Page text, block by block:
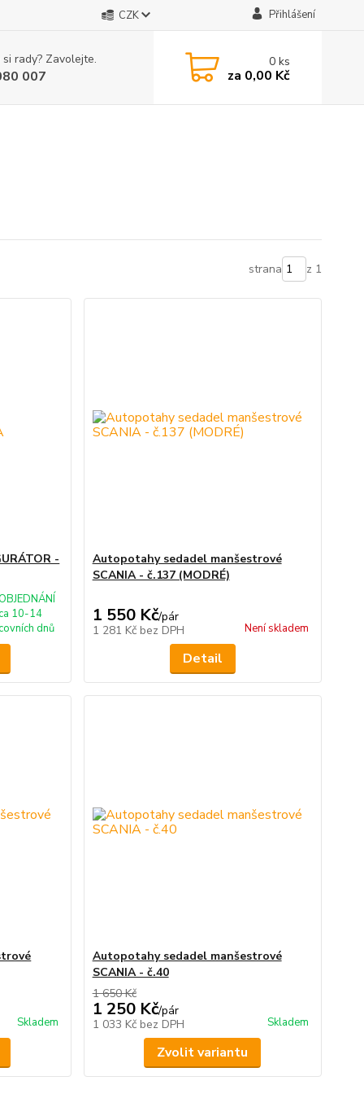
CZK Přihlášení
rady? Zavolejte.
007
0ks
za 0,00 Kč
strana z 1
-
10-14
dnů
Autopotahy sedadel manšestrové
SCANIA - č.137 (MODRÉ)
1 550 Kč/pár
1 281 Kč bez DPH Není skladem
Detail
Skladem
Autopotahy sedadel manšestrové
SCANIA - č.40
1 650 Kč
1 250 Kč/pár
1 033 Kč bez DPH Skladem
Zvolit variantu